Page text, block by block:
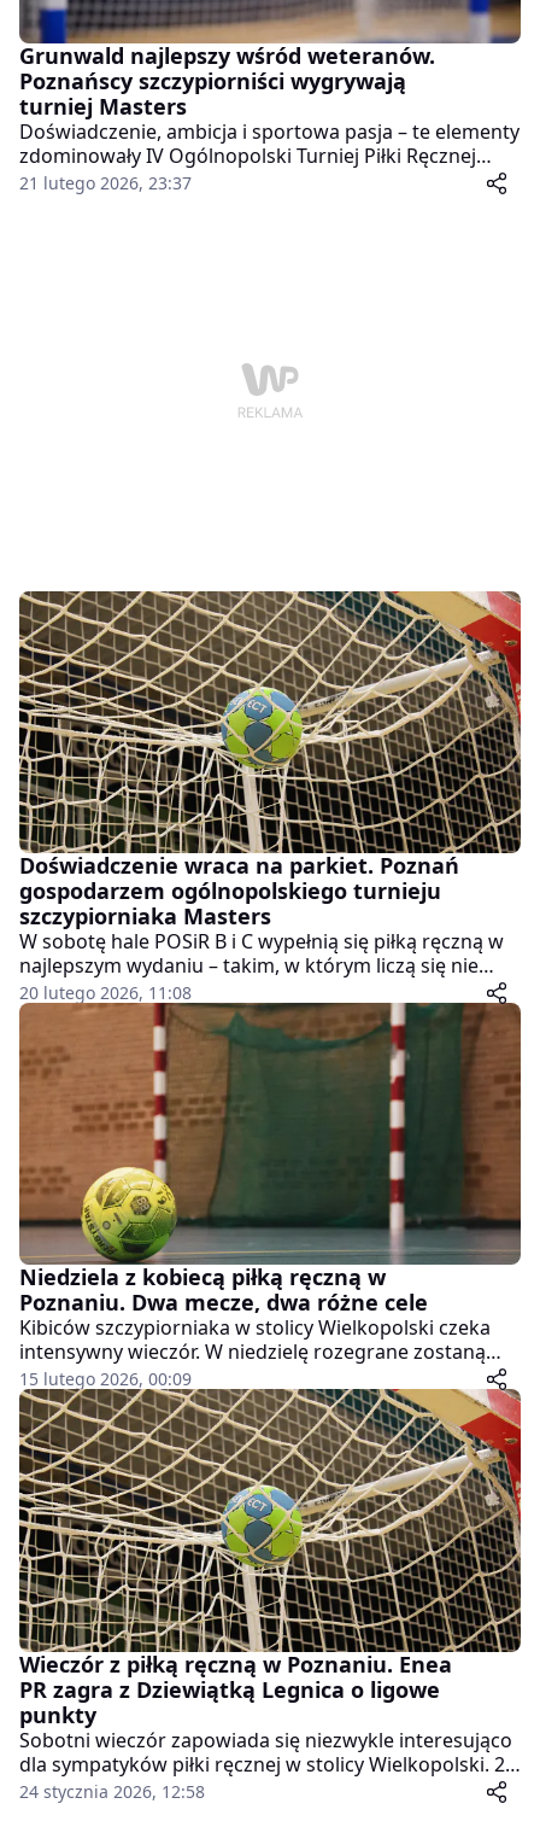
Grunwald najlepszy wśród weteranów.
Poznańscy szczypiorniści wygrywają
turniej Masters
Doświadczenie, ambicja i sportowa pasja – te elementy
zdominowały IV Ogólnopolski Turniej Piłki Ręcznej
Masters rozegrany w Poznaniu. W rywalizacji
przeznaczonej dla zawodników powyżej 35. roku życia
21 lutego 2026, 23:37
Doświadczenie wraca na parkiet. Poznań
gospodarzem ogólnopolskiego turnieju
szczypiorniaka Masters
W sobotę hale POSiR B i C wypełnią się piłką ręczną w
najlepszym wydaniu – takim, w którym liczą się nie
tylko szybkość i siła, ale także boiskowa inteligencja i
lata doświadczeń. W Poznaniu rozegrany zostanie IV
Ogólnopolski Turniej Piłki Ręcznej Masters,
przeznaczony dla zawodników i zawodniczek powyżej
35. roku życia.
20 lutego 2026, 11:08
Niedziela z kobiecą piłką ręczną w
Poznaniu. Dwa mecze, dwa różne cele
Kibiców szczypiorniaka w stolicy Wielkopolski czeka
intensywny wieczór. W niedzielę rozegrane zostaną
dwa spotkania ligowe z udziałem poznańskich drużyn
– najpierw na parkiecie pojawi się ENEA Piłka Ręczna
Poznań, a godzinę później KS Pyrki Poznań.
15 lutego 2026, 00:09
Wieczór z piłką ręczną w Poznaniu. Enea
PR zagra z Dziewiątką Legnica o ligowe
punkty
Sobotni wieczór zapowiada się niezwykle interesująco
dla sympatyków piłki ręcznej w stolicy Wielkopolski. 24
stycznia o godzinie 18:00 w hali Akademii Wychowania
24 stycznia 2026, 12:58